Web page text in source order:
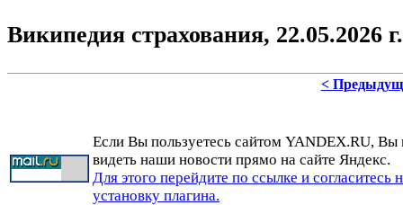
Википедия страхования, 22.05.2026 г.
<
Если Вы пользуетесь сайтом YANDEX.RU, Вы
видеть наши новости прямо на сайте Яндекс.
Для этого перейдите по ссылке и согласитесь
установку плагина.